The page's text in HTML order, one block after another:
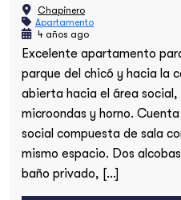
Chapinero
Apartamento
4 años ago
Excelente apartamento
parque del chicó y hacia la
abierta hacia el área
microondas y horno.
social compuesta de sala
mismo espacio. Dos
baño privado, […]